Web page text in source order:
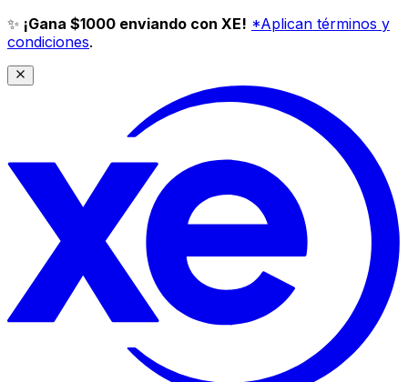
✨ ¡Gana $1000 enviando con XE! *Aplican términos y
condiciones.